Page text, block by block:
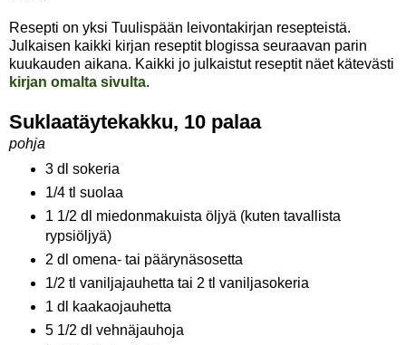
Resepti on yksi Tuulispään leivontakirjan resepteistä.
Julkaisen kaikki kirjan reseptit blogissa seuraavan parin
kuukauden aikana. Kaikki jo julkaistut reseptit näet kätevästi
kirjan omalta sivulta.
Suklaatäytekakku, 10 palaa
pohja
3 dl sokeria
1/4 tl suolaa
1 1/2 dl miedonmakuista öljyä (kuten tavallista
rypsiöljyä)
2 dl omena- tai päärynäsosetta
1/2 tl vaniljajauhetta tai 2 tl vaniljasokeria
1 dl kaakaojauhetta
5 1/2 dl vehnäjauhoja